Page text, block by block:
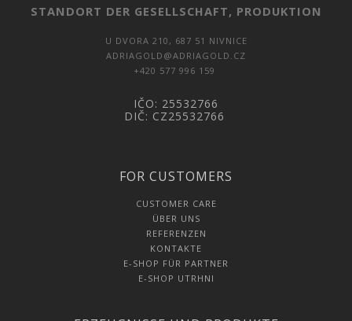
STANDORT DER GESELLSCHAFT, PRODUKTION
U DVORA 210, 687 51 NIVNICE
ADRIAGOLD@ADRIAGOLD.CZ
+420 577 996 159
IČO: 25532766
DIČ: CZ25532766
FOR CUSTOMERS
CUSTOMER CARE
ÜBER UNS
REFERENZEN
KONTAKTE
E-SHOP FÜR PARTNER
E-SHOP UTRHNI